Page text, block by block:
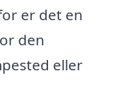
er det en
den
eller